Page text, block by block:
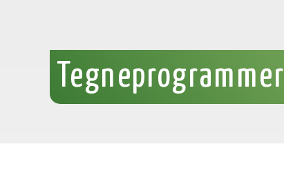
Tegneprogrammer